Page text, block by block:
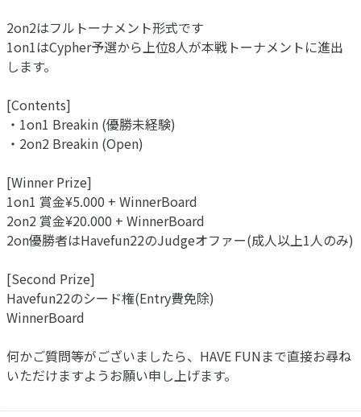
2on2はフルトーナメント形式です
1on1はCypher予選から上位8人が本戦トーナメントに進出
します。
[Contents]
・1on1 Breakin (優勝未経験)
・2on2 Breakin (Open)
[Winner Prize]
1on1 賞金¥5.000 + WinnerBoard
2on2 賞金¥20.000 + WinnerBoard
2on優勝者はHavefun22のJudgeオファー(成人以上1人のみ)
[Second Prize]
Havefun22のシード権(Entry費免除)
WinnerBoard
何かご質問等がございましたら、HAVE FUNまで直接お尋ね
いただけますようお願い申し上げます。